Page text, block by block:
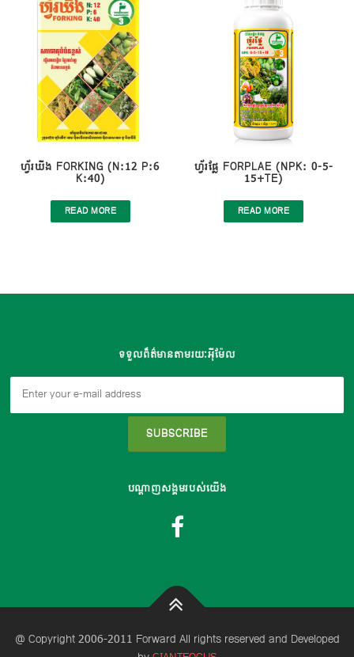
ហ្វ័រឃីង FORKING (N:12 P:6
K:40)
READ MORE
ហ្វ័រផ្លែ FORPLAE (NPK: 0-5-
15+TE)
READ MORE
ទទួលព៏ត៌មានតាមរយៈអុីម៉ែល
បណ្តាញសង្គមរបស់យើង
@ Copyright 2006-2011 Forward All rights reserved and Developed